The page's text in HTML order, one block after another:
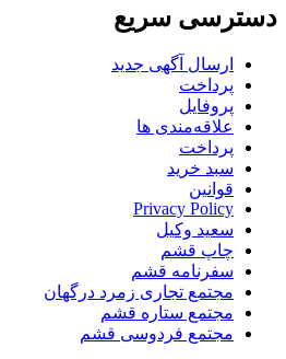
دسترسی سریع
ارسال آگهی جدید
پرداخت
پروفایل
علاقه‌مندی ها
پرداخت
سبد خرید
قوانین
Privacy Policy
سعید وکیل
چاپ قشم
سفرنامه قشم
مجتمع تجاری زمرد درگهان
مجتمع ستاره قشم
مجتمع فردوسی قشم